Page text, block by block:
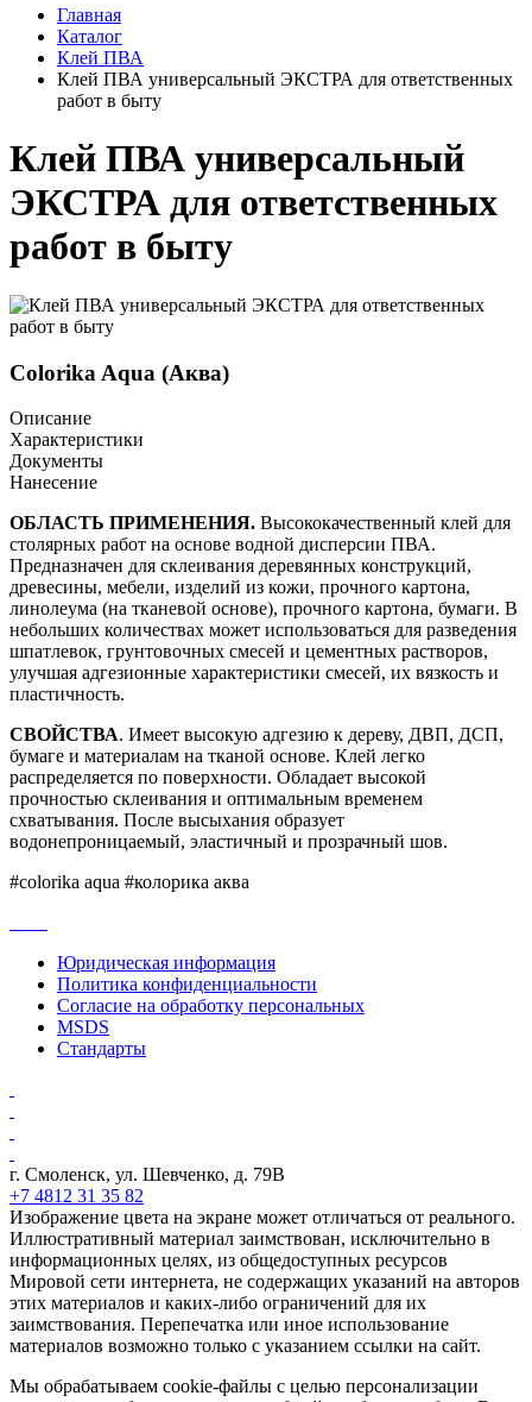
Главная
Каталог
Клей ПВА
Клей ПВА универсальный ЭКСТРА для ответственных
работ в быту
Клей ПВА универсальный
ЭКСТРА для ответственных
работ в быту
Colorika Aqua (Аква)
Описание
Характеристики
Документы
Нанесение
ОБЛАСТЬ ПРИМЕНЕНИЯ. Высококачественный клей для
столярных работ на основе водной дисперсии ПВА.
Предназначен для склеивания деревянных конструкций,
древесины, мебели, изделий из кожи, прочного картона,
линолеума (на тканевой основе), прочного картона, бумаги. В
небольших количествах может использоваться для разведения
шпатлевок, грунтовочных смесей и цементных растворов,
улучшая адгезионные характеристики смесей, их вязкость и
пластичность.
СВОЙСТВА. Имеет высокую адгезию к дереву, ДВП, ДСП,
бумаге и материалам на тканой основе. Клей легко
распределяется по поверхности. Обладает высокой
прочностью склеивания и оптимальным временем
схватывания. После высыхания образует
водонепроницаемый, эластичный и прозрачный шов.
#colorika aqua #колорика аква
Юридическая информация
Политика конфиденциальности
Согласие на обработку персональных
MSDS
Стандарты
г. Смоленск, ул. Шевченко, д. 79В
+7 4812 31 35 82
Изображение цвета на экране может отличаться от реального.
Иллюстративный материал заимствован, исключительно в
информационных целях, из общедоступных ресурсов
Мировой сети интернета, не содержащих указаний на авторов
этих материалов и каких-либо ограничений для их
заимствования. Перепечатка или иное использование
материалов возможно только с указанием ссылки на сайт.
Мы обрабатываем cookie-файлы с целью персонализации